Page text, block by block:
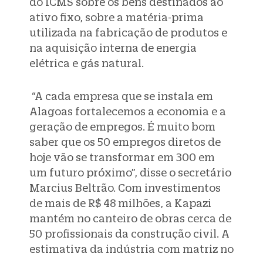
ativo fixo, sobre a matéria-prima
utilizada na fabricação de produtos e
na aquisição interna de energia
elétrica e gás natural.
“A cada empresa que se instala em
Alagoas fortalecemos a economia e a
geração de empregos. É muito bom
saber que os 50 empregos diretos de
hoje vão se transformar em 300 em
um futuro próximo”, disse o secretário
Marcius Beltrão. Com investimentos
de mais de R$ 48 milhões, a Kapazi
mantém no canteiro de obras cerca de
50 profissionais da construção civil. A
estimativa da indústria com matriz no